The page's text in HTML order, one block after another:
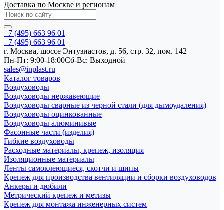
Доставка по Москве и регионам
+7 (495) 663 96 01
+7 (495) 663 96 01
г. Москва, шоссе Энтузиастов, д. 56, стр. 32, пом. 142
Пн-Пт: 9:00-18:00Cб-Вс: Выходной
sales@inplast.ru
Каталог товаров
Воздуховоды
Воздуховоды нержавеющие
Воздуховоды сварные из черной стали (для дымоудаления)
Воздуховоды оцинкованные
Воздуховоды алюминивые
Фасонные части (изделия)
Гибкие воздуховоды
Расходные материалы, крепеж, изоляция
Изоляционные материалы
Ленты самоклеющиеся, скотчи и шипы
Крепеж для производства вентиляции и сборки воздуховодов
Анкеры и дюбили
Метрический крепеж и метизы
Крепеж для монтажа инженерных систем